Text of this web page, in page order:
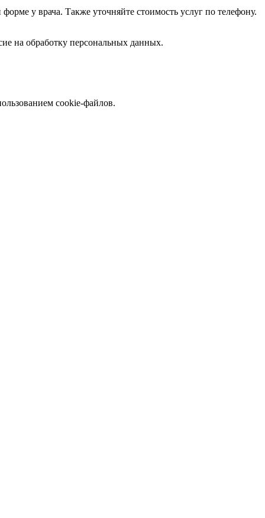
у врача. Также уточняйте стоимость услуг по телефону.
на обработку персональных данных.
cookie-файлов.